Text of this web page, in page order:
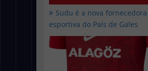
Sudu é a nova fornecedora
esportiva do País de Gales